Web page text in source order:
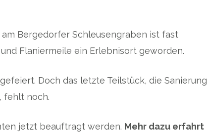
Bergedorfer Schleusengraben ist fast
Flaniermeile ein Erlebnisort geworden.
Doch das letzte Teilstück, die Sanierung
fehlt noch.
jetzt beauftragt werden. Mehr dazu erfahrt